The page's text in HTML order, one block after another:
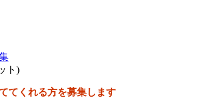
ト )
てくれる方を募集します